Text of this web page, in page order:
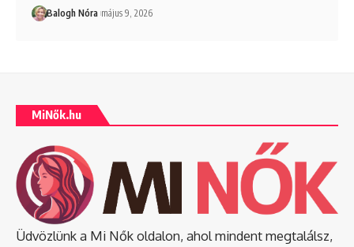
Balogh Nóra május 9, 2026
MiNők.hu
Üdvözlünk a Mi Nők oldalon, ahol mindent megtalálsz,